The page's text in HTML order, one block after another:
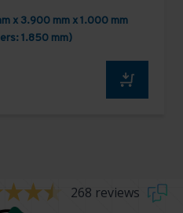
x 3.900 mm x 1.000 mm
1.850 mm)
268 reviews